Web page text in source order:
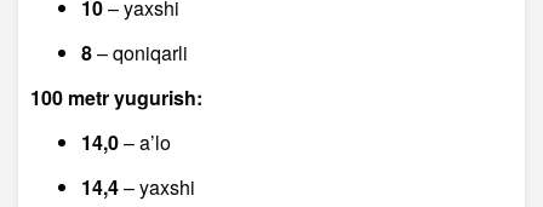
10– yaxshi
8– qoniqarli
100 metr yugurish:
14,0– a’lo
14,4– yaxshi